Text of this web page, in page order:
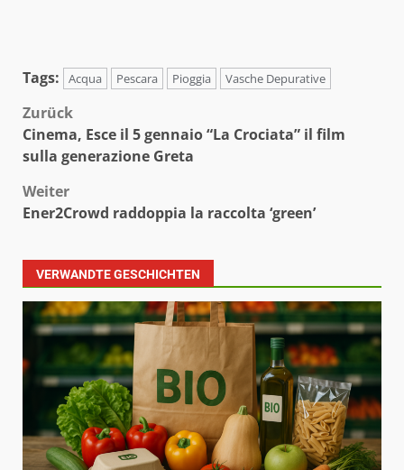
Tags: Acqua Pescara Pioggia Vasche Depurative
Beitragsnavigation
Zurück
Cinema, Esce il 5 gennaio “La Crociata” il film
sulla generazione Greta
Weiter
Ener2Crowd raddoppia la raccolta ‘green’
VERWANDTE GESCHICHTEN